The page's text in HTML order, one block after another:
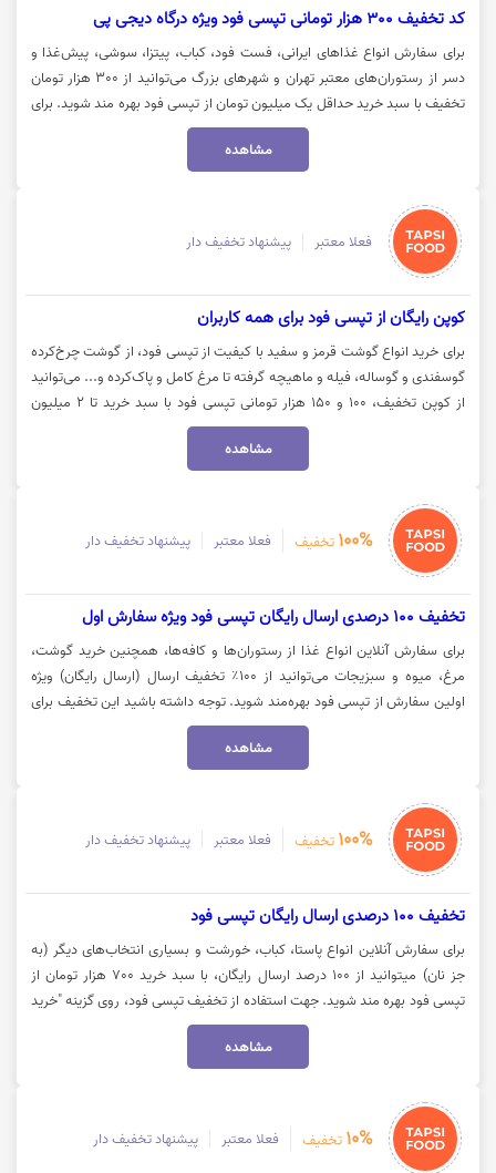
کد تخفیف 300 هزار تومانی تپسی فود ویژه درگاه دیجی پی
برای سفارش انواع غذاهای ایرانی، فست فود، کباب، پیتزا، سوشی، پیش‌غذا و
دسر از رستوران‌های معتبر تهران و شهرهای بزرگ می‌توانید از 300 هزار تومان
تخفیف با سبد خرید حداقل یک میلیون تومان از تپسی فود بهره مند شوید. برای
اعمال تخفیف کافیست هنگام پرداخت مبلغ، درگاه دیجی پی را انتخاب کنید.
جهت سفارش از تپسی فود، روی گزینه "خرید کنید" کلیک نمایید.
مشاهده
فعلا معتبر پیشنهاد تخفیف دار
کوپن رایگان از تپسی فود برای همه کاربران
برای خرید انواع گوشت قرمز و سفید با کیفیت از تپسی فود، از گوشت چرخ‌کرده
گوسفندی و گوساله، فیله و ماهیچه گرفته تا مرغ کامل و پاک‌کرده و... می‌توانید
از کوپن تخفیف، 100 و 150 هزار تومانی تپسی فود با سبد خرید تا 2 میلیون
تومان بهره مند شوید. جهت خرید با تخفیف تپسی فود، روی گزینه «خرید کنید»
مشاهده
100% تخفیف فعلا معتبر پیشنهاد تخفیف دار
تخفیف 100 درصدی ارسال رایگان تپسی فود ویژه سفارش اول
برای سفارش آنلاین انواع غذا از رستوران‌ها و کافه‌ها، همچنین خرید گوشت،
مرغ، میوه و سبزیجات می‌توانید از ۱۰۰٪ تخفیف ارسال (ارسال رایگان) ویژه
اولین سفارش از تپسی فود بهره‌مند شوید. توجه داشته باشید این تخفیف برای
دسته بندی نانوایی فعال نیست. جهت استفاده از این تخفیف تپسی فود، روی
مشاهده
100% تخفیف فعلا معتبر پیشنهاد تخفیف دار
تخفیف 100 درصدی ارسال رایگان تپسی فود
برای سفارش آنلاین انواع پاستا، کباب، خورشت و بسیاری انتخاب‌های دیگر (به
جز نان) میتوانید از 100 درصد ارسال رایگان، با سبد خرید 700 هزار تومان از
تپسی فود بهره مند شوید. جهت استفاده از تخفیف تپسی فود، روی گزینه "خرید
مشاهده
10% تخفیف فعلا معتبر پیشنهاد تخفیف دار